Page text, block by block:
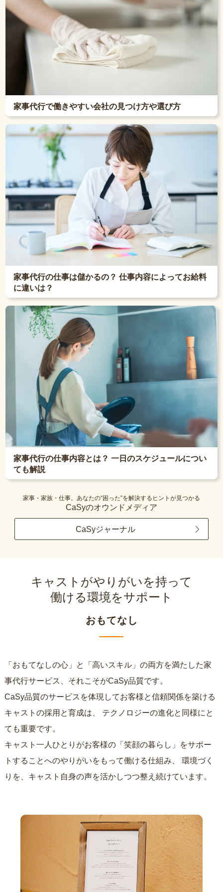
家事代行で働きやすい会社の見つけ方や選び方
家事代行の仕事は儲かるの？ 仕事内容によってお給料
に違いは？
家事代行の仕事内容とは？ 一日のスケジュールについ
ても解説
家事・家族・仕事。あなたの“困った”を解決するヒントが見つかる
CaSyのオウンドメディア
CaSyジャーナル
キャストがやりがいを持って
働ける環境をサポート
おもてなし
「おもてなしの心」と「高いスキル」の両方を満たした家
事代行サービス、それこそがCaSy品質です。
CaSy品質のサービスを体現してお客様と信頼関係を築ける
キャストの採用と育成は、
ても重要です。
キャスト一人ひとりがお客様の「笑顔の暮らし」をサポー
トすることへのやりがいをもって働ける仕組み、
りを、キャスト自身の声を活かしつつ整え続けています。